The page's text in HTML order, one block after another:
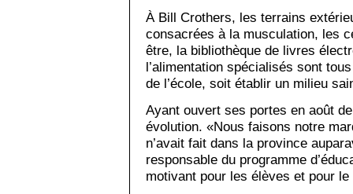
À Bill Crothers, les terrains
consacrées à la musculation, les
être, la bibliothèque de livres
l’alimentation spécialisés sont
de l’école, soit établir un milieu
Ayant ouvert ses portes en août
évolution. «Nous faisons notre
n’avait fait dans la province
responsable du programme
motivant pour les élèves et pour le